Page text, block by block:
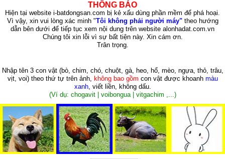
THÔNG BÁO
Hiện tại website i-batdongsan.com bị kẻ xấu dùng phần mềm để phá hoại.
Vì vậy, xin vui lòng xác minh "Tôi không phải người máy"theo hướng
dẫn bên dưới để tiếp tục xem nội dung trên website alonhadat.com.vn
Chúng tôi xin lỗi vì sự bất tiện này. Xin cám ơn.
Trân trọng.
Nhập tên 3 con vật (bò, chim, chó, chuột, gà, heo, hổ, mèo, ngựa, thỏ, trâu,
vịt, voi)theo thứ tự trên ảnh, không bao gồm con vật được khoanh màu
xanh, viết liền, không dấu.
(Ví dụ: chogavit | voibongua | vitgachim ,...)